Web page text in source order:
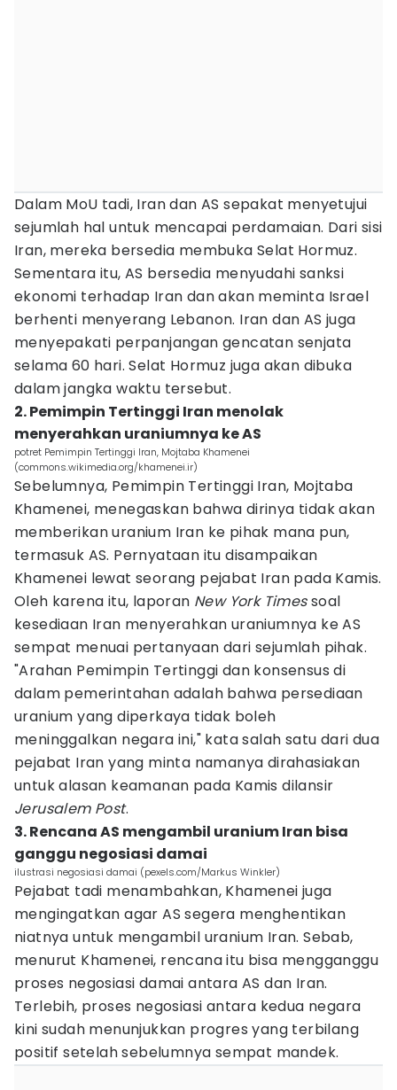
Dalam MoU tadi, Iran dan AS sepakat menyetujui
sejumlah hal untuk mencapai perdamaian. Dari sisi
Iran, mereka bersedia membuka Selat Hormuz.
Sementara itu, AS bersedia menyudahi sanksi
ekonomi terhadap Iran dan akan meminta Israel
berhenti menyerang Lebanon. Iran dan AS juga
menyepakati perpanjangan gencatan senjata
selama 60 hari. Selat Hormuz juga akan dibuka
dalam jangka waktu tersebut.
2. Pemimpin Tertinggi Iran menolak
menyerahkan uraniumnya ke AS
potret Pemimpin Tertinggi Iran, Mojtaba Khamenei
(commons.wikimedia.org/khamenei.ir)
Sebelumnya, Pemimpin Tertinggi Iran, Mojtaba
Khamenei, menegaskan bahwa dirinya tidak akan
memberikan uranium Iran ke pihak mana pun,
termasuk AS. Pernyataan itu disampaikan
Khamenei lewat seorang pejabat Iran pada Kamis.
Oleh karena itu, laporan New York Timessoal
kesediaan Iran menyerahkan uraniumnya ke AS
sempat menuai pertanyaan dari sejumlah pihak.
"Arahan Pemimpin Tertinggi dan konsensus di
dalam pemerintahan adalah bahwa persediaan
uranium yang diperkaya tidak boleh
meninggalkan negara ini," kata salah satu dari dua
pejabat Iran yang minta namanya dirahasiakan
untuk alasan keamanan pada Kamis dilansir
Jerusalem Post.
3. Rencana AS mengambil uranium Iran bisa
ganggu negosiasi damai
ilustrasi negosiasi damai (pexels.com/Markus Winkler)
Pejabat tadi menambahkan, Khamenei juga
mengingatkan agar AS segera menghentikan
niatnya untuk mengambil uranium Iran. Sebab,
menurut Khamenei, rencana itu bisa mengganggu
proses negosiasi damai antara AS dan Iran.
Terlebih, proses negosiasi antara kedua negara
kini sudah menunjukkan progres yang terbilang
positif setelah sebelumnya sempat mandek.